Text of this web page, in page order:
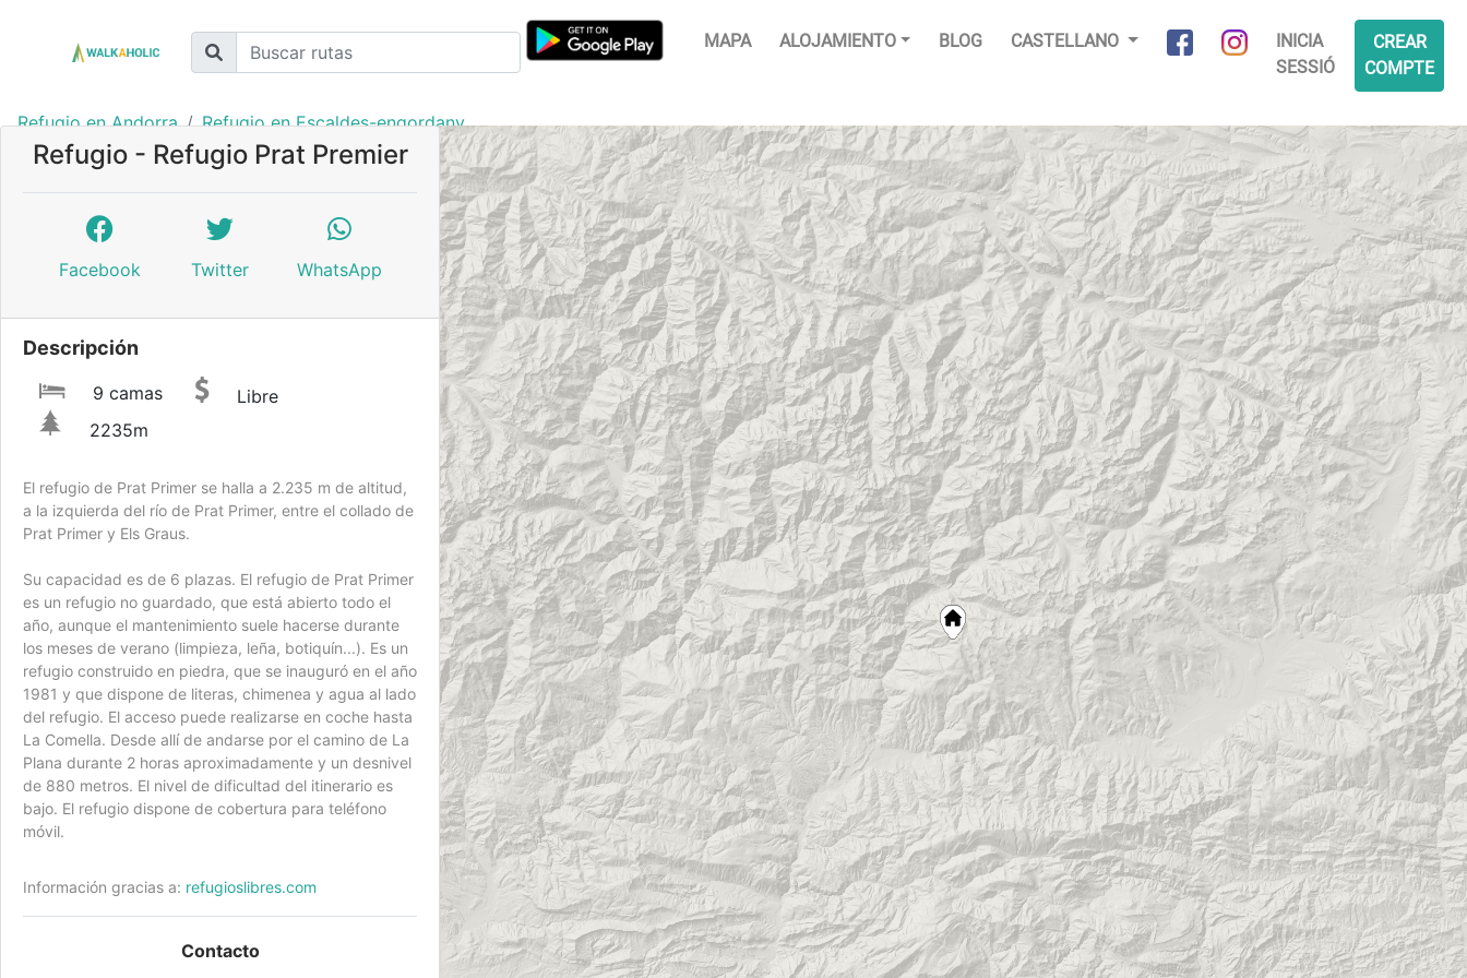
MAPA ALOJAMIENTO BLOG CASTELLANO
INICIA
SESSIÓ
CREAR
COMPTE
Refugio en Andorra Refugio en Escaldes-engordany
Refugio - Refugio Prat Premier
Facebook Twitter WhatsApp
Descripción
9 camas
Libre
2235m
El refugio de Prat Primer se halla a 2.235 m de altitud,
a la izquierda del río de Prat Primer, entre el collado de
Prat Primer y Els Graus.
Su capacidad es de 6 plazas. El refugio de Prat Primer
es un refugio no guardado, que está abierto todo el
año, aunque el mantenimiento suele hacerse durante
los meses de verano (limpieza, leña, botiquín...). Es un
refugio construido en piedra, que se inauguró en el año
1981 y que dispone de literas, chimenea y agua al lado
del refugio. El acceso puede realizarse en coche hasta
La Comella. Desde allí de andarse por el camino de La
Plana durante 2 horas aproximadamente y un desnivel
de 880 metros. El nivel de dificultad del itinerario es
bajo. El refugio dispone de cobertura para teléfono
móvil.
Información gracias a: refugioslibres.com
Contacto